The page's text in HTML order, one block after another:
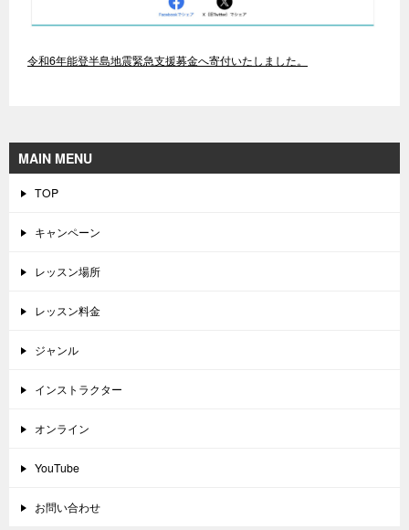
令和6年能登半島地震緊急支援募金へ寄付いたしました。
MAIN MENU
TOP
キャンペーン
レッスン場所
レッスン料金
ジャンル
インストラクター
オンライン
YouTube
お問い合わせ